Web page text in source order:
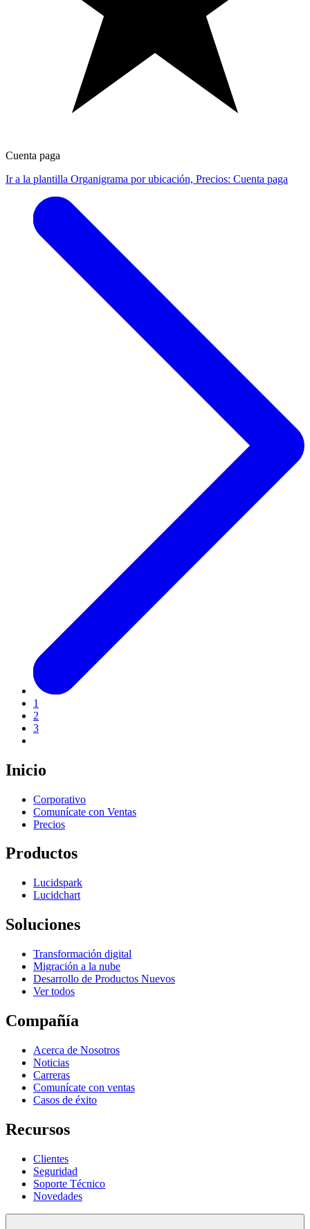
Cuenta paga
Ir a la plantilla Organigrama por ubicación, Precios: Cuenta paga
1
2
3
Inicio
Corporativo
Comunícate con Ventas
Precios
Productos
Lucidspark
Lucidchart
Soluciones
Transformación digital
Migración a la nube
Desarrollo de Productos Nuevos
Ver todos
Compañía
Acerca de Nosotros
Noticias
Carreras
Comunícate con ventas
Casos de éxito
Recursos
Clientes
Seguridad
Soporte Técnico
Novedades